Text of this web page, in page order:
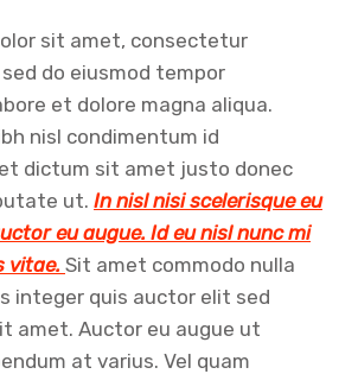
sit amet, consectetur
do eiusmod tempor
et dolore magna aliqua.
nisl condimentum id
dictum sit amet justo donec
ut. In nisl nisi scelerisque eu
eu augue. Id eu nisl nunc mi
vitae. Sit amet commodo nulla
integer quis auctor elit sed
amet. Auctor eu augue ut
at varius. Vel quam